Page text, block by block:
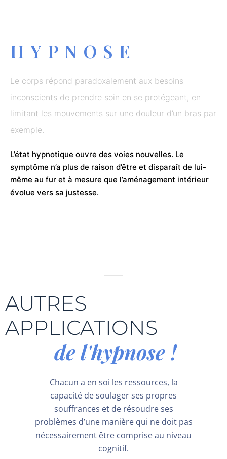
HYPNOSE
Le corps répond paradoxalement aux besoins
inconscients de prendre soin en se protégeant, en
limitant les mouvements sur une douleur d’un bras par
exemple.
L’état hypnotique ouvre des voies nouvelles. Le
symptôme n’a plus de raison d’être et disparaît de lui-
même au fur et à mesure que l’aménagement intérieur
évolue vers sa justesse.
AUTRES
APPLICATIONS
de l'hypnose !
Chacun a en soi les ressources, la
capacité de soulager ses propres
souffrances et de résoudre ses
problèmes d’une manière qui ne doit pas
nécessairement être comprise au niveau
cognitif.